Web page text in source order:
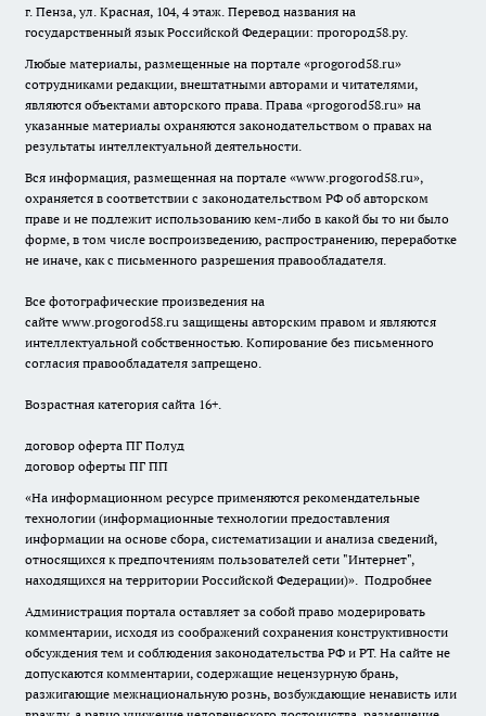
г. Пенза, ул. Красная, 104, 4 этаж. Перевод названия на
государственный язык Российской Федерации: прогород58.ру.
Любые материалы, размещенные на портале «progorod58.ru»
сотрудниками редакции, внештатными авторами и читателями,
являются объектами авторского права. Права «progorod58.ru» на
указанные материалы охраняются законодательством о правах на
результаты интеллектуальной деятельности.
Вся информация, размещенная на портале «www.progorod58.ru»,
охраняется в соответствии с законодательством РФ об авторском
праве и не подлежит использованию кем-либо в какой бы то ни было
форме, в том числе воспроизведению, распространению, переработке
не иначе, как с письменного разрешения правообладателя.
Все фотографические произведения на
сайте www.progorod58.ru защищены авторским правом и являются
интеллектуальной собственностью. Копирование без письменного
согласия правообладателя запрещено.
Возрастная категория сайта 16+.
договор оферта ПГ Полуд
договор оферты ПГ ПП
«На информационном ресурсе применяются рекомендательные
технологии (информационные технологии предоставления
информации на основе сбора, систематизации и анализа сведений,
относящихся к предпочтениям пользователей сети "Интернет",
находящихся на территории Российской Федерации)». Подробнее
Администрация портала оставляет за собой право модерировать
комментарии, исходя из соображений сохранения конструктивности
обсуждения тем и соблюдения законодательства РФ и РТ. На сайте не
допускаются комментарии, содержащие нецензурную брань,
разжигающие межнациональную рознь, возбуждающие ненависть или